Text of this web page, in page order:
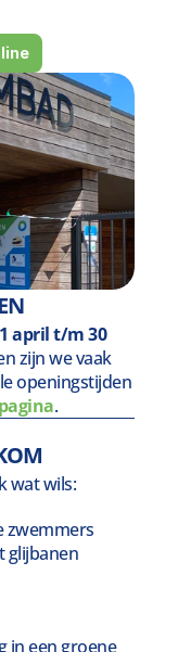
1 april t/m 30
zijn we vaak
openingstijden
.
wat wils:
zwemmers
glijbanen
in een groene